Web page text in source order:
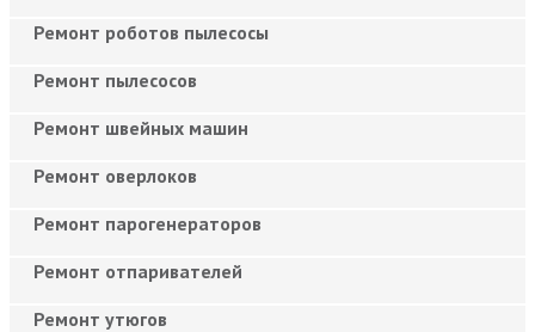
Ремонт роботов пылесосы
Ремонт пылесосов
Ремонт швейных машин
Ремонт оверлоков
Ремонт парогенераторов
Ремонт отпаривателей
Ремонт утюгов